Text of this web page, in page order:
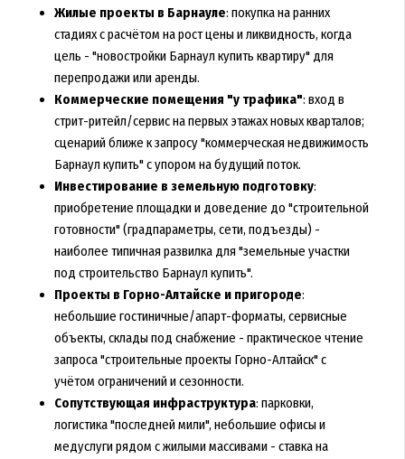
Жилые проекты в Барнауле: покупка на ранних
стадиях с расчётом на рост цены и ликвидность, когда
цель - "новостройки Барнаул купить квартиру" для
перепродажи или аренды.
Коммерческие помещения "у трафика": вход в
стрит-ритейл/сервис на первых этажах новых кварталов;
сценарий ближе к запросу "коммерческая недвижимость
Барнаул купить" с упором на будущий поток.
Инвестирование в земельную подготовку:
приобретение площадки и доведение до "строительной
готовности" (градпараметры, сети, подъезды) -
наиболее типичная развилка для "земельные участки
под строительство Барнаул купить".
Проекты в Горно-Алтайске и пригороде:
небольшие гостиничные/апарт-форматы, сервисные
объекты, склады под снабжение - практическое чтение
запроса "строительные проекты Горно-Алтайск" с
учётом ограничений и сезонности.
Сопутствующая инфраструктура: парковки,
логистика "последней мили", небольшие офисы и
медуслуги рядом с жилыми массивами - ставка на